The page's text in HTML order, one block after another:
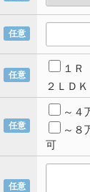
任意
任意
１Ｒ
２ＬＤＫ
任意
～４
～８
可
任意